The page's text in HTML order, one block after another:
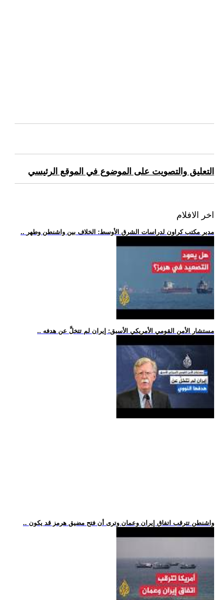
التعليق والتصويت على الموضوع في الموقع الرئيسي
اخر الافلام
.. مدير مكتب كراون لدراسات الشرق الأوسط: الخلاف بين واشنطن وطهر
.. مستشار الأمن القومي الأمريكي الأسبق: إيران لم تتخلَّ عن هدفه
.. واشنطن تترقب اتفاق إيران وعمان وترى أن فتح مضيق هرمز قد يكون